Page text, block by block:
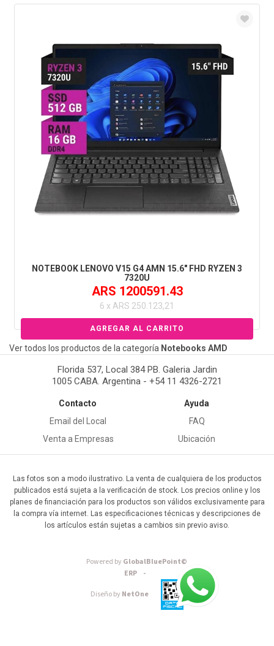
NOTEBOOK LENOVO V15 G4 AMN 15.6" FHD RYZEN 3
7320U
ARS 1200591.43
6 x ARS 250.123,21
Ver todos los productos de la categoría Notebooks AMD
Florida 537, Local 384 PB. Galeria Jardin
1005 CABA. Argentina - +54 11 4326-2721
Contacto
Email del Local
Venta a Empresas
Ayuda
FAQ
Ubicación
Las fotos son a modo ilustrativo. La venta de cualquiera de los productos
publicados está sujeta a la verificación de stock. Los precios online y los
planes de financiación para los productos son válidos exclusivamente para
la compra vía internet. Las especificaciones técnicas y descripciones de
los artículos están sujetas a cambios sin previo aviso.
Powered byGlobalBluePoint©
ERP -
Diseño byNetOne